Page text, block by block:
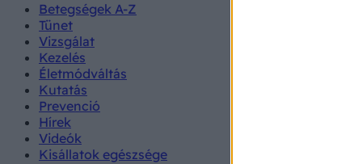
Betegségek A-Z
Tünet
Vizsgálat
Kezelés
Életmódváltás
Kutatás
Prevenció
Hírek
Videók
Kisállatok egészsége